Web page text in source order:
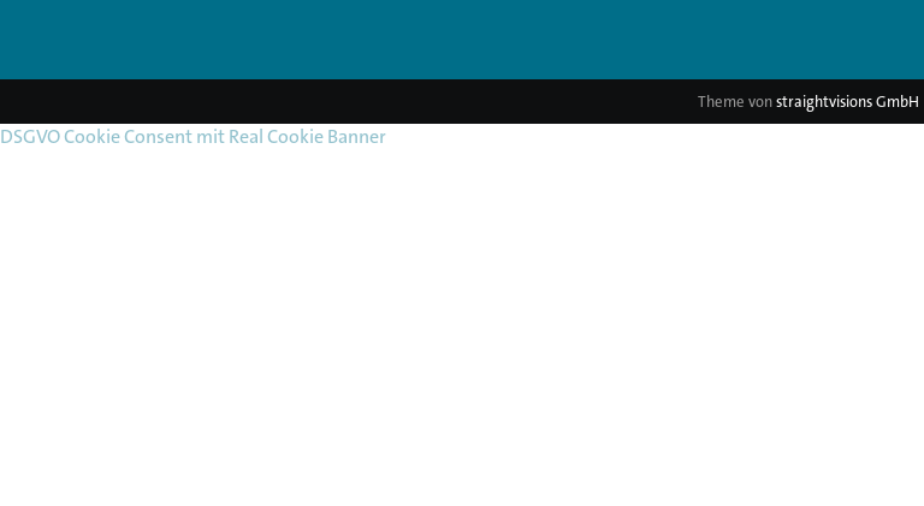
Theme vonstraightvisions GmbH
DSGVO Cookie Consent mit Real Cookie Banner